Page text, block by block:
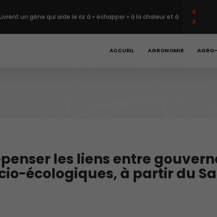
un gène qui aide le riz à « échapper » à la chaleur et à
l’agriculture régénérative en Europe avec un
: la robotique et l’agriculture de précision
ACCUEIL AGRONOMIE
les liens entre
écologiques, à partir du